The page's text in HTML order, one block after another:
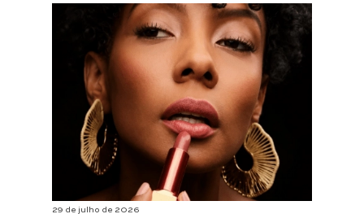
29 de julho de 2026